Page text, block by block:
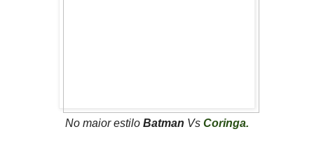
No maior estilo Batman Vs Coringa.